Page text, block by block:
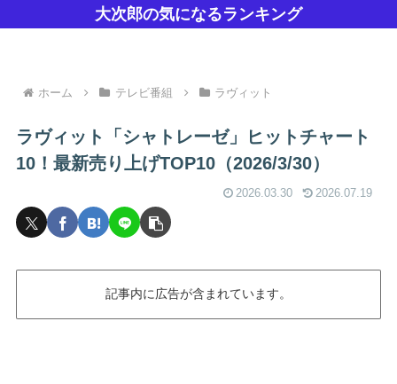
大次郎の気になるランキング
ホーム テレビ番組 ラヴィット
ラヴィット「シャトレーゼ」ヒットチャート
10！最新売り上げTOP10（2026/3/30）
2026.03.30 2026.07.19
記事内に広告が含まれています。